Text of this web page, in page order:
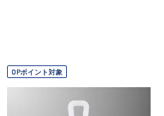
OPポイント対象